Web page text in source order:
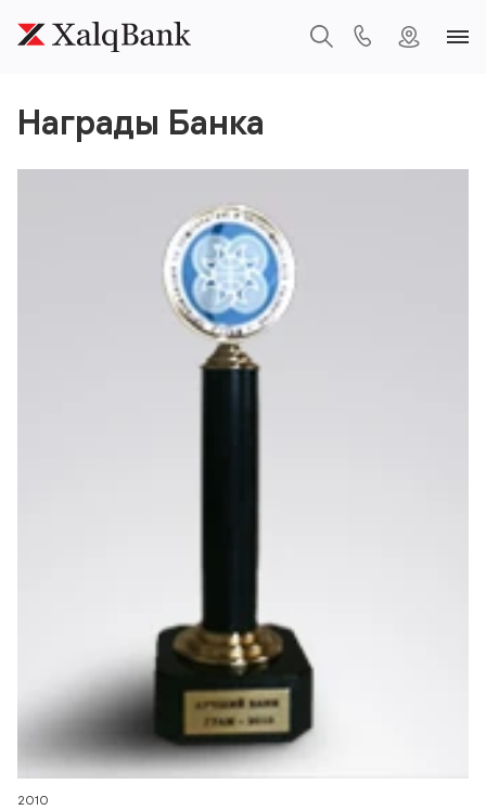
Награды Банка
2010